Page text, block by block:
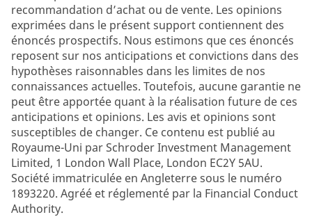
recommandation d’achat ou de vente. Les opinions
exprimées dans le présent support contiennent des
énoncés prospectifs. Nous estimons que ces énoncés
reposent sur nos anticipations et convictions dans des
hypothèses raisonnables dans les limites de nos
connaissances actuelles. Toutefois, aucune garantie ne
peut être apportée quant à la réalisation future de ces
anticipations et opinions. Les avis et opinions sont
susceptibles de changer. Ce contenu est publié au
Royaume-Uni par Schroder Investment Management
Limited, 1 London Wall Place, London EC2Y 5AU.
Société immatriculée en Angleterre sous le numéro
1893220. Agréé et réglementé par la Financial Conduct
Authority.